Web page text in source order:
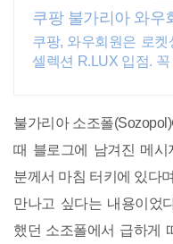
쿠팡 불가리아 와우
쿠팡, 와우회원은 로
셀렉션 R.LUX 입점.
불가리아 소조폴
때 블로그에 남겨진 메
분께서 마침 터키에 있다
만나고 싶다는 내용이었
했던 소조폴에서 급하게